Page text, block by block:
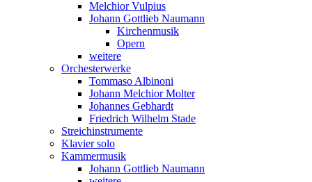
Melchior Vulpius
Johann Gottlieb Naumann
Kirchenmusik
Opern
weitere
Orchesterwerke
Tommaso Albinoni
Johann Melchior Molter
Johannes Gebhardt
Friedrich Wilhelm Stade
Streichinstrumente
Klavier solo
Kammermusik
Johann Gottlieb Naumann